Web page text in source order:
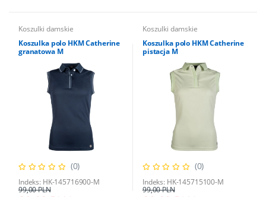
Koszulki damskie
Koszulka polo HKM Catherine
granatowa M
(0)
Indeks: HK-145716900-M
99,00 PLN
Koszulki damskie
Koszulka polo HKM Catherine
pistacja M
(0)
Indeks: HK-145715100-M
99,00 PLN